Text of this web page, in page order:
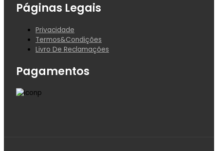
Páginas Legais
Privacidade
Termos&Condições
Livro De Reclamações
Pagamentos